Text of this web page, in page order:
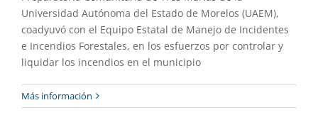
Universidad Autónoma del Estado de Morelos (UAEM),
coadyuvó con el Equipo Estatal de Manejo de Incidentes
e Incendios Forestales, en los esfuerzos por controlar y
liquidar los incendios en el municipio
Más información
Reseñas